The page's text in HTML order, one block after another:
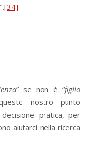
[34]
” se non è “figlio
nostro punto
pratica, per
aiutarci nella ricerca